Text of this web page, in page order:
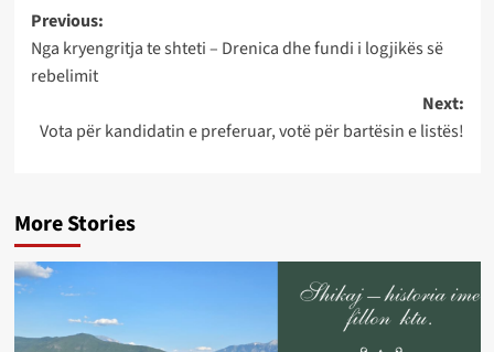
Post
navigation
Previous:
Nga kryengritja te shteti – Drenica dhe fundi i logjikës së
rebelimit
Next:
Vota për kandidatin e preferuar, votë për bartësin e listës!
More Stories